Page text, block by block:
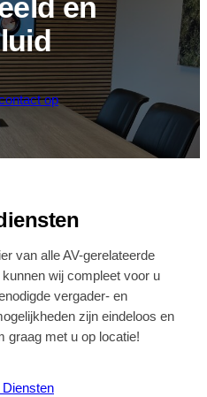
en
op
van alle AV-gerelateerde
wij compleet voor u
vergader- en
zijn eindeloos en
graag met u op locatie!
Diensten